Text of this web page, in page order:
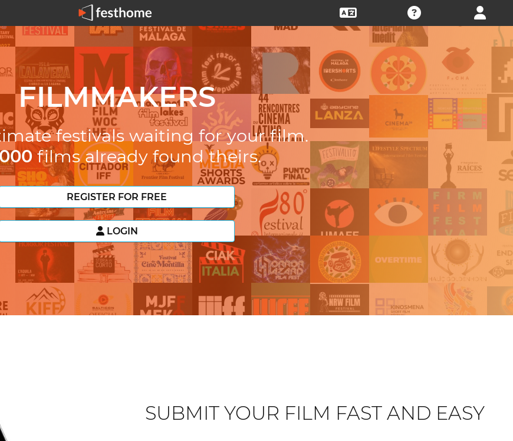
FILMMAKERS
festivals waiting for your film.
films already found theirs.
REGISTER FOR FREE
LOGIN
SUBMIT YOUR FILM FAST AND EASY